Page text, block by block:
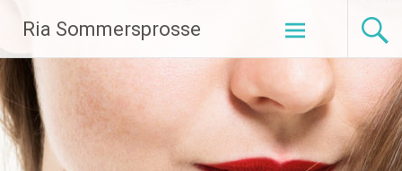
Inhalt
springen
Ria Sommersprosse